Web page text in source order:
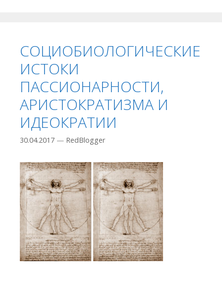
СОЦИОБИОЛОГИЧЕСКИЕ
ИСТОКИ
ПАССИОНАРНОСТИ,
АРИСТОКРАТИЗМА И
ИДЕОКРАТИИ
30.04.2017 — RedBlogger